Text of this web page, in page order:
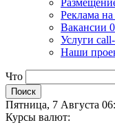
Реклама на
Вакансии
Услуги
Наши
Что
Пятница, 7 Августа
Курсы валют: